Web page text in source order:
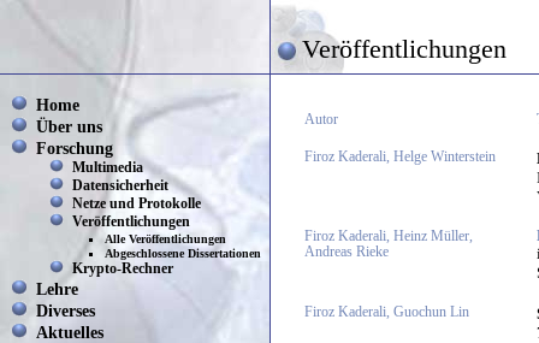
Veröffentlichungen
Home
Über uns
Forschung
Multimedia
Datensicherheit
Netze und Protokolle
Veröffentlichungen
Alle Veröffentlichungen
Abgeschlossene Dissertationen
Krypto-Rechner
Lehre
Diverses
Aktuelles
Autor
Firoz Kaderali, Helge Winterstein
Firoz Kaderali, Heinz Müller,
Andreas Rieke
Firoz Kaderali, Guochun Lin